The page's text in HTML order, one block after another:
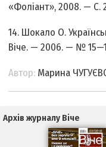
«Фоліант», 2008. — С.
14. Шокало О.
Віче. — 2006. — №
Автор: Марина
Архів журналу Віче